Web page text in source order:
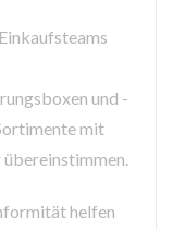
und -
mit
helfen